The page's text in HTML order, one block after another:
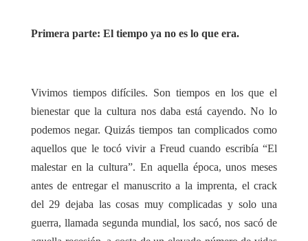
Primera parte: El tiempo ya no es lo que era.
Vivimos tiempos difíciles. Son tiempos en los que el
bienestar que la cultura nos daba está cayendo. No lo
podemos negar. Quizás tiempos tan complicados como
aquellos que le tocó vivir a Freud cuando escribía “El
malestar en la cultura”. En aquella época, unos meses
antes de entregar el manuscrito a la imprenta, el crack
del 29 dejaba las cosas muy complicadas y solo una
guerra, llamada segunda mundial, los sacó, nos sacó de